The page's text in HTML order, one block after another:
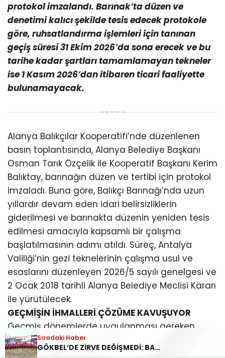
Sıradaki Haber
İSKELE’DE YENİ DÖNEM BAŞLIYOR
protokol imzalandı. Barınak’ta düzen ve
denetimi kalıcı şekilde tesis edecek protokole
göre, ruhsatlandırma işlemleri için tanınan
geçiş süresi 31 Ekim 2026’da sona erecek ve bu
tarihe kadar şartları tamamlamayan tekneler
ise 1 Kasım 2026’dan itibaren ticari faaliyette
bulunamayacak.
Alanya Balıkçılar Kooperatifi’nde düzenlenen
basın toplantısında, Alanya Belediye Başkanı
Osman Tarık Özçelik ile Kooperatif Başkanı Kerim
Balıktay, barınağın düzen ve tertibi için protokol
imzaladı. Buna göre, Balıkçı Barınağı’nda uzun
yıllardır devam eden idari belirsizliklerin
giderilmesi ve barınakta düzenin yeniden tesis
edilmesi amacıyla kapsamlı bir çalışma
başlatılmasının adımı atıldı. Süreç, Antalya
Valiliği’nin gezi teknelerinin çalışma usul ve
esaslarını düzenleyen 2026/5 sayılı genelgesi ve
2 Ocak 2018 tarihli Alanya Belediye Meclisi Kararı
ile yürütülecek.
GEÇMİŞİN İHMALLERİ ÇÖZÜME KAVUŞUYOR
Geçmiş dönemlerde uygulanması gereken
Belediye Meclis kararlarının hayata
geçirilmemesi nedeniyle Balıkçı Barınağı’na
Sıradaki Haber
GÖKBEL’DE ZİRVE DEĞİŞMEDİ: BAŞPEHLİVAN ENES DOĞAN